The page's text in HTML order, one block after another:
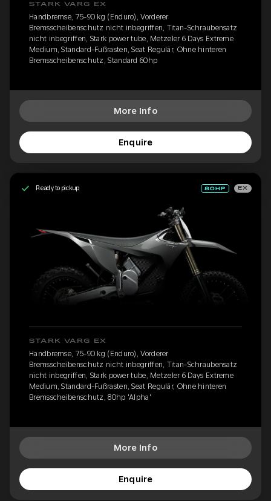
STARK VARG EX
Handbremse, 75-90 kg (Enduro), Vorderer
Bremsscheibenschutz nicht inbegriffen, Titan-Schraubensatz
nicht inbegriffen, Stark power tube, Metzeler 6 Days Extreme
Medium, Standard-Fußrasten, Seat Regulär, Ohne hinteren
Bremsscheibenschutz, Standard 60hp
More Info
Enquire
Ready to pickup EX
STARK VARG EX
Handbremse, 75-90 kg (Enduro), Vorderer
Bremsscheibenschutz nicht inbegriffen, Titan-Schraubensatz
nicht inbegriffen, Stark power tube, Metzeler 6 Days Extreme
Medium, Standard-Fußrasten, Seat Regulär, Ohne hinteren
Bremsscheibenschutz, 80hp 'Alpha'
More Info
Enquire